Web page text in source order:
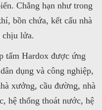
Chẳng hạn như trong
bồn chứa, kết cấu nhà
lửa.
tấm Hardox được ứng
dụng và công nghiệp,
xưởng, cầu đường, nhà
hệ thống thoát nước, hệ